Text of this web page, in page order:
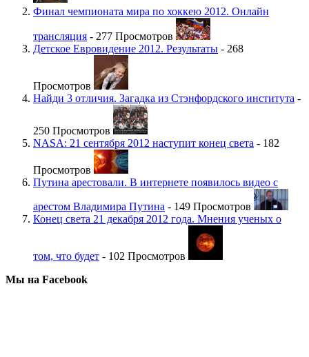
Финал чемпионата мира по хоккею 2012. Онлайн
трансляция - 277 Просмотров
Детское Евровидение 2012. Результаты - 268
Просмотров
Найди 3 отличия. Загадка из Стэнфордского института -
250 Просмотров
NASA: 21 сентября 2012 наступит конец света - 182
Просмотров
Путина арестовали. В интернете появилось видео с
арестом Владимира Путина - 149 Просмотров
Конец света 21 декабря 2012 года. Мнения ученых о
том, что будет - 102 Просмотров
Мы на Facebook